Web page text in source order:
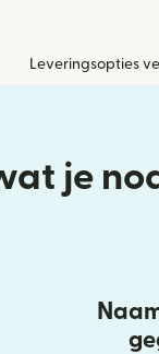
Leveringsopties
je